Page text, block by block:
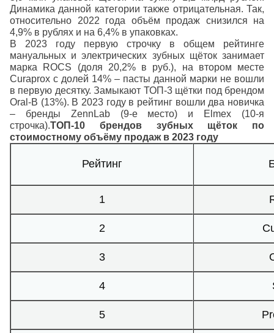
Динамика данной категории также отрицательная. Так,
относительно 2022 года объём продаж снизился на
4,9% в рублях и на 6,4% в упаковках.
В 2023 году первую строчку в общем рейтинге
мануальных и электрических зубных щёток занимает
марка ROCS (доля 20,2% в руб.), на втором месте
Curaprox с долей 14% – пасты данной марки не вошли
в первую десятку. Замыкают ТОП-3 щётки под брендом
Oral-B (13%). В 2023 году в рейтинг вошли два новичка
– бренды ZennLab (9-е место) и Elmex (10-я
строчка).ТОП-10 брендов зубных щёток по
стоимостному объёму продаж в 2023 году
Рейтинг
1
2
3
4
5